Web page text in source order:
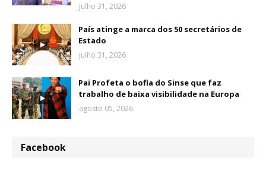
julho 31, 2026
País atinge a marca dos 50 secretários de
Estado
julho 31, 2026
Pai Profeta o bofia do Sinse que faz
trabalho de baixa visibilidade na Europa
agosto 05, 2026
Facebook